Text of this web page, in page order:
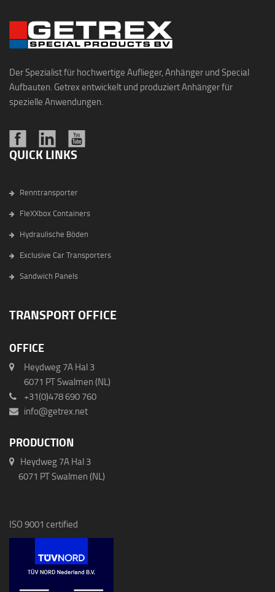
Der Spezialist für hochwertige Auflieger, Anhänger und Special
Aufbauten. Getrex entwickelt und produziert Anhänger für
spezielle Anwendungen.
QUICK LINKS
Renntransporter
FleXXbox Containers
Hydraulische Böden
Exclusive Car Transporters
Sandwich Panels
TRANSPORT OFFICE
OFFICE
Heydweg 7A Hal 3
6071 PT Swalmen (NL)
+31(0)478 690 760
info@getrex.net
PRODUCTION
Heydweg 7A Hal 3
6071 PT Swalmen (NL)
ISO 9001 certified